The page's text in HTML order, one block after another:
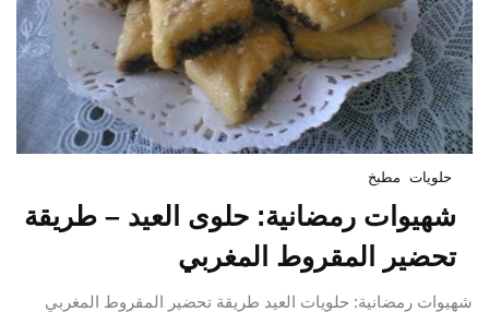
حلويات مطبخ
شهيوات رمضانية: حلوى العيد – طريقة
تحضير المقروط المغربي
شهيوات رمضانية: حلويات العيد طريقة تحضير المقروط المغربي